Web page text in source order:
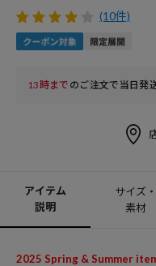
(10件)
13時まで のご注文で当日発
アイテム
説明
サイズ・
素材
2025 Spring & Summer